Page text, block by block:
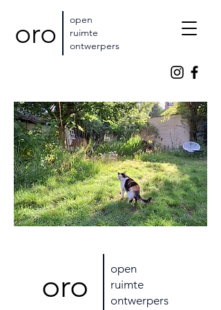
oro
open
ruimte
ontwerpers
oro
open
ruimte
ontwerpers